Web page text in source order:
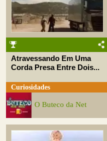
Atravessando Em Uma
Corda Presa Entre Dois...
Curiosidades
O Buteco da Net